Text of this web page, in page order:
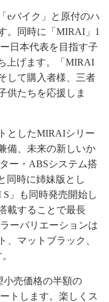
eバイク」と原付のハ
。同時に「MIRAI」1
日本代表を目指す子
上げます。「MIRAI
して購入者様、三者
供たちを応援しま
としたMIRAIシリー
備、未来の新しいか
ー・ABSシステム搭
同時に姉妹版とし
」も同時発売開始し
載することで最長
ーバリエーションは
、マットブラック、
小売価格の半額の
トします。楽しくス